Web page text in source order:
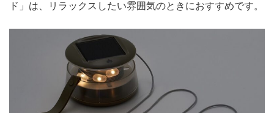
ド」は、リラックスしたい雰囲気のときにおすすめです。